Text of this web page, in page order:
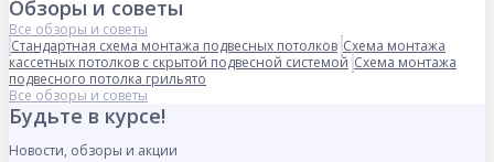
Обзоры и советы
Все обзоры и советы
Стандартная схема монтажа подвесных потолков Схема монтажа
кассетных потолков с скрытой подвесной системой Схема монтажа
подвесного потолка грильято
Все обзоры и советы
Будьте в курсе!
Новости, обзоры и акции